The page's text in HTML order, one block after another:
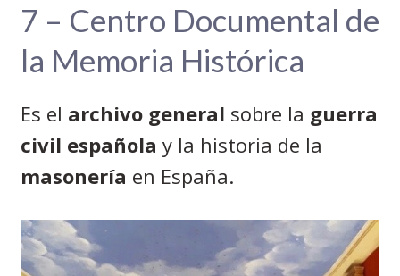
7 – Centro Documental de
la Memoria Histórica
Es el archivo general sobre la guerra
civil española y la historia de la
masonería en España.